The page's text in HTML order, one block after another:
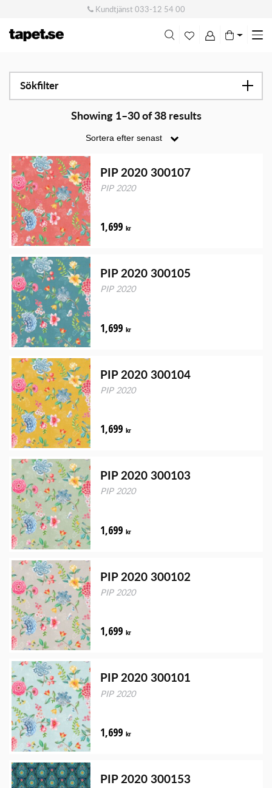
Kundtjänst033-12 54 00
Sökfilter
Showing 1–30 of 38 results
PIP 2020 300107
PIP 2020
1,699 kr
PIP 2020 300105
PIP 2020
1,699 kr
PIP 2020 300104
PIP 2020
1,699 kr
PIP 2020 300103
PIP 2020
1,699 kr
PIP 2020 300102
PIP 2020
1,699 kr
PIP 2020 300101
PIP 2020
1,699 kr
PIP 2020 300153